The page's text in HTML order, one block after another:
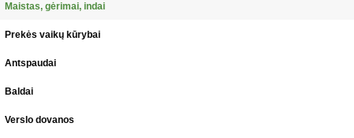
Maistas, gėrimai, indai
Prekės vaikų kūrybai
Antspaudai
Baldai
Verslo dovanos